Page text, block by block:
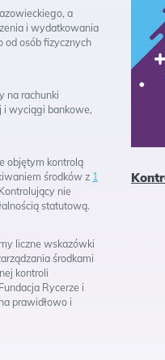
a
i wydatkowania
od osób fizycznych
na rachunki
i wyciągi bankowe,
objętym kontrolą
środków z 1
nie
statutową.
liczne wskazówki
środkami
kontroli
Rycerze i
prawidłowo i